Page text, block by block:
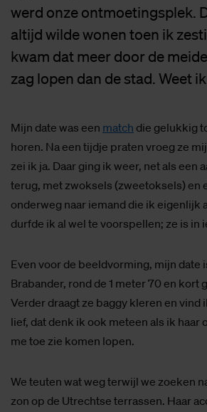
werd onze ontmoetingsplek.
altijd wilde wonen toen ik
kwam dat meer door de
zag lopen dan de stad. Weet
Mijn date was een match die gelukkig
horen. Na een tijdje praten vroeg ze
zei ik ja. Daar ging ik weer, net als een
terug, met zwoksels (zweetoksels) en
onderweg naar iemand die ik eigenlijk
durfde ik al wel te voorspellen; ze is in
Even voor de beeldvorming, mijn date
Brabander, rond de 1 meter 70 en kort
Verder draagt ze baggy kleren en vind
lief, dat denk ik ook meteen als ik haar
me toe zie komen lopen.
We teuten wat weg terwijl we zoeken
zon op de Utrechtse terrassen. Haar